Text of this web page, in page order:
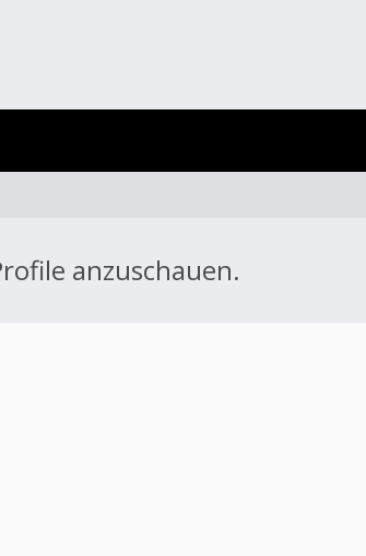
anzuschauen.